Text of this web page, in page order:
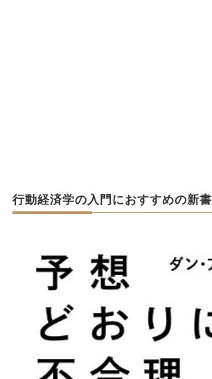
行動経済学の入門におすすめの新書